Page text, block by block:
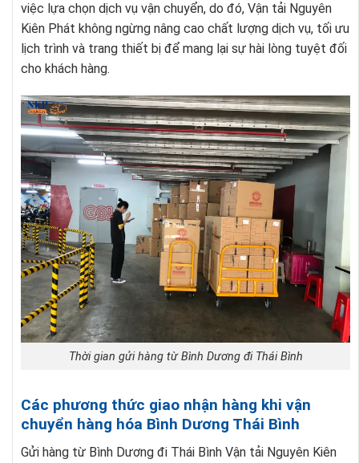
việc lựa chọn dịch vụ vận chuyển, do đó, Vận tải Nguyên
Kiên Phát không ngừng nâng cao chất lượng dịch vụ, tối ưu
lịch trình và trang thiết bị để mang lại sự hài lòng tuyệt đối
cho khách hàng.
Thời gian gửi hàng từ Bình Dương đi Thái Bình
Các phương thức giao nhận hàng khi vận
chuyển hàng hóa Bình Dương Thái Bình
Gửi hàng từ Bình Dương đi Thái Bình Vận tải Nguyên Kiên